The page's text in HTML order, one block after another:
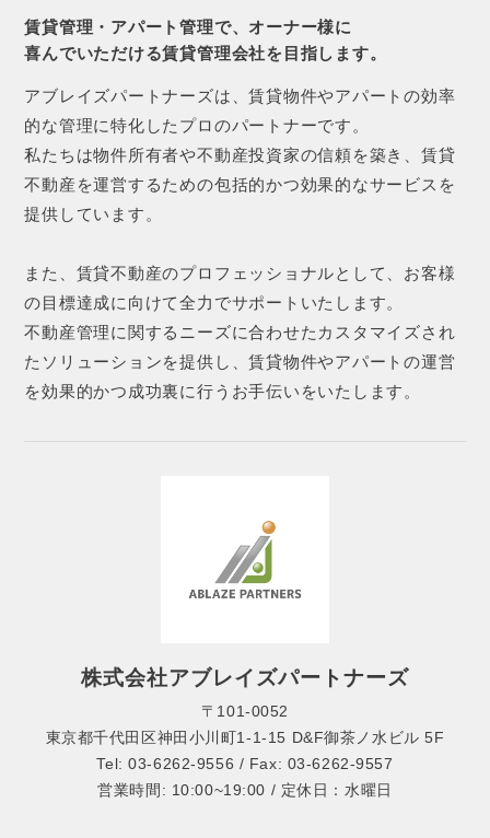
賃貸管理・アパート管理で、オーナー様に
喜んでいただける賃貸管理会社を目指します。
アブレイズパートナーズは、賃貸物件やアパートの効率
的な管理に特化したプロのパートナーです。
私たちは物件所有者や不動産投資家の信頼を築き、賃貸
不動産を運営するための包括的かつ効果的なサービスを
提供しています。
また、賃貸不動産のプロフェッショナルとして、お客様
の目標達成に向けて全力でサポートいたします。
不動産管理に関するニーズに合わせたカスタマイズされ
たソリューションを提供し、賃貸物件やアパートの運営
を効果的かつ成功裏に行うお手伝いをいたします。
株式会社アブレイズパートナーズ
〒101-0052
東京都千代田区神田小川町1-1-15 D&F御茶ノ水ビル 5F
Tel: 03-6262-9556 / Fax: 03-6262-9557
営業時間: 10:00~19:00 / 定休日：水曜日